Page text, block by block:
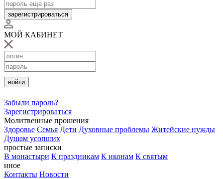
зарегистрироваться
МОЙ КАБИНЕТ
войти
Забыли пароль?
Зарегистрироваться
Молитвенные прошения
Здоровье Семья Дети Духовные проблемы Житейские нужды
Душам усопших
простые записки
В монастыри К праздникам К иконам К святым
иное
Контакты Новости